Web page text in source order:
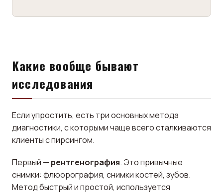
Какие вообще бывают
исследования
Если упростить, есть три основных метода
диагностики, с которыми чаще всего сталкиваются
клиенты с пирсингом.
Первый — рентгенография. Это привычные
снимки: флюорография, снимки костей, зубов.
Метод быстрый и простой, используется